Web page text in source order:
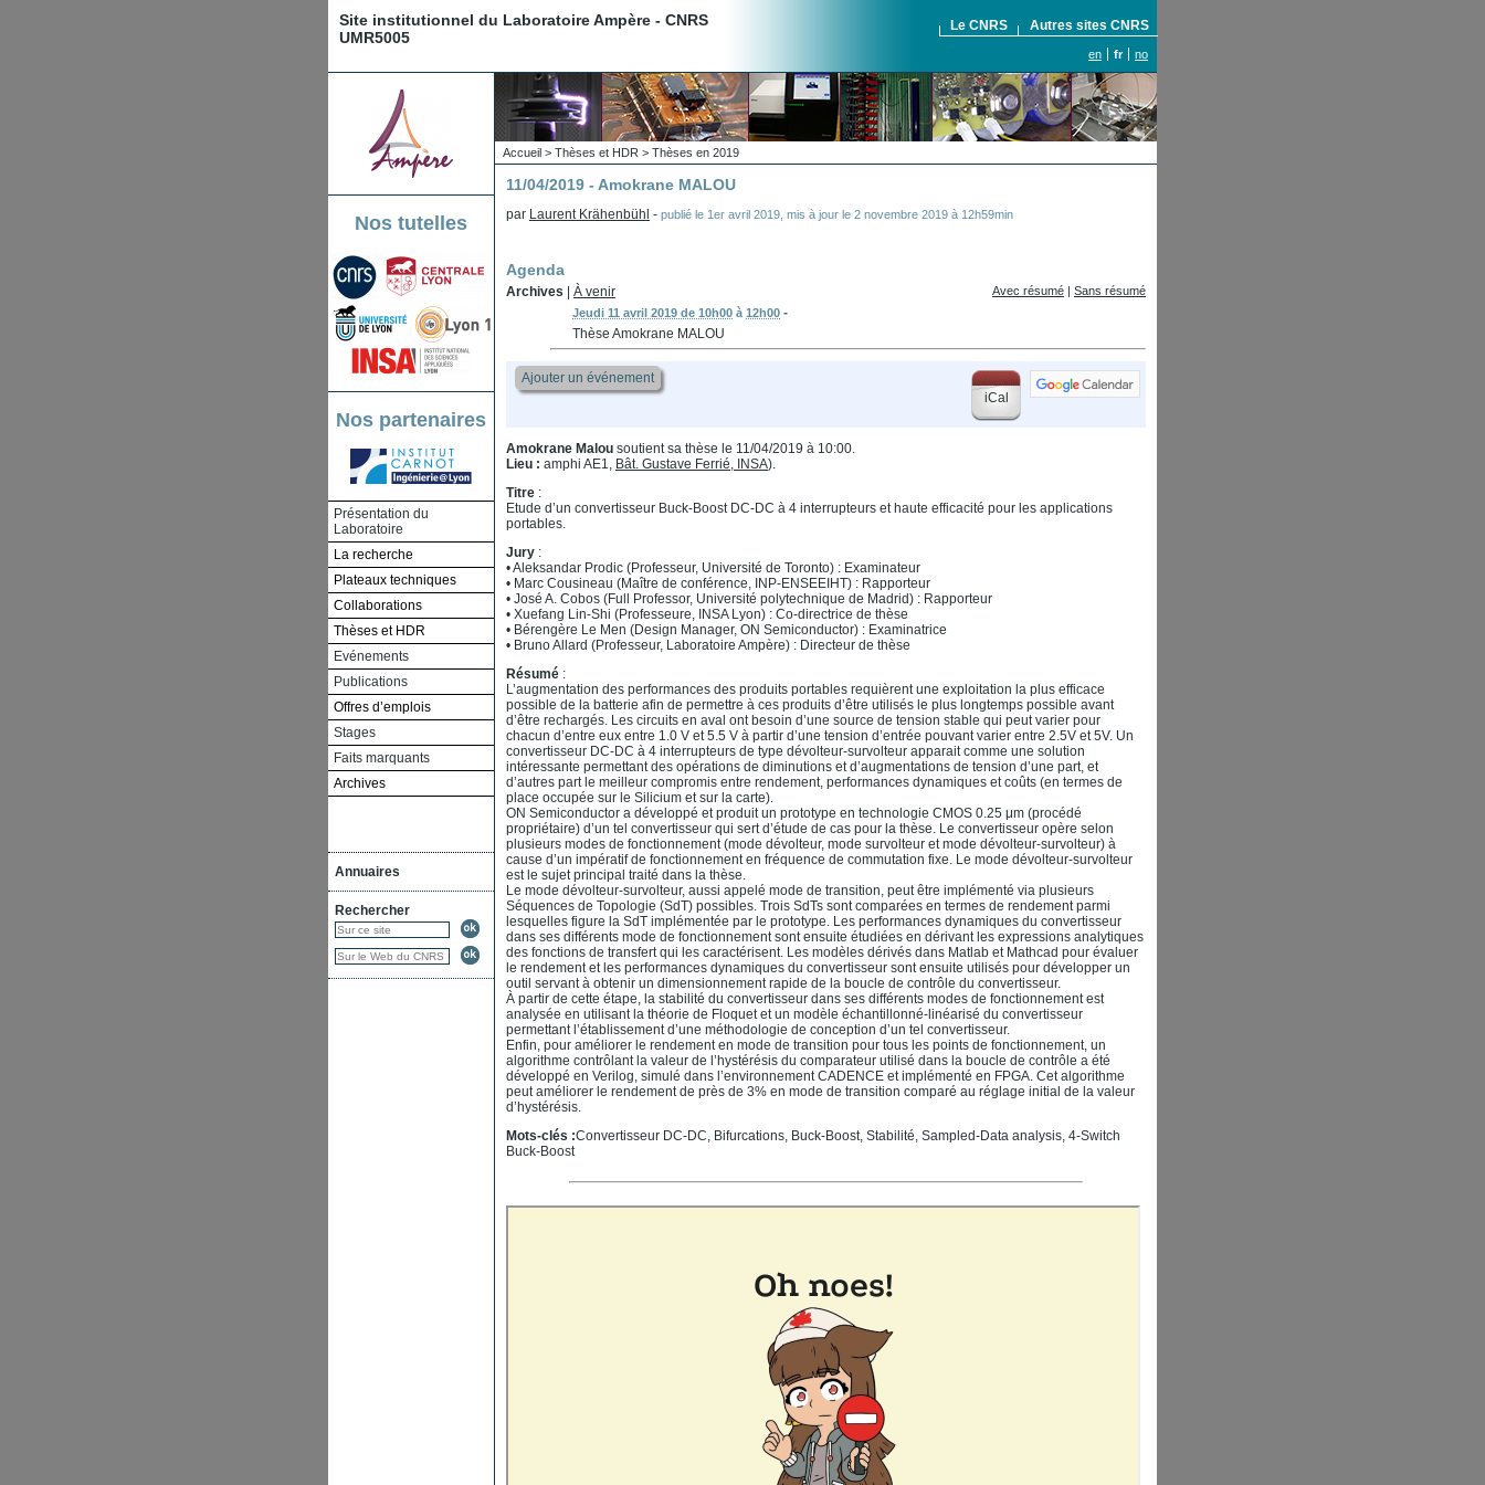
Site institutionnel du Laboratoire Ampère - CNRS
UMR5005
Le CNRS Autres sites CNRS
en fr no
Nos tutelles
Nos partenaires
Présentation du
Laboratoire
La recherche
Plateaux techniques
Collaborations
Thèses et HDR
Evénements
Publications
Offres d’emplois
Stages
Faits marquants
Archives
Annuaires
Rechercher
Accueil > Thèses et HDR > Thèses en 2019
11/04/2019 - Amokrane MALOU
par Laurent Krähenbühl - publié le 1er avril 2019 mis à jour le 2 novembre 2019 à 12h59min
Agenda
Avec résumé | Sans résumé
Archives À venir
Jeudi 11 avril 2019 de 10h00 à 12h00 -
Thèse Amokrane MALOU
Ajouter un événement
iCal
Amokrane Malou soutient sa thèse le 11/04/2019 à 10:00.
Lieu : amphi AE1, Bât. Gustave Ferrié, INSA).
Titre :
Etude d’un convertisseur Buck-Boost DC-DC à 4 interrupteurs et haute efficacité pour les applications
portables.
Jury :
• Aleksandar Prodic (Professeur, Université de Toronto) : Examinateur
• Marc Cousineau (Maître de conférence, INP-ENSEEIHT) : Rapporteur
• José A. Cobos (Full Professor, Université polytechnique de Madrid) : Rapporteur
• Xuefang Lin-Shi (Professeure, INSA Lyon) : Co-directrice de thèse
• Bérengère Le Men (Design Manager, ON Semiconductor) : Examinatrice
• Bruno Allard (Professeur, Laboratoire Ampère) : Directeur de thèse
Résumé :
L’augmentation des performances des produits portables requièrent une exploitation la plus efficace
possible de la batterie afin de permettre à ces produits d’être utilisés le plus longtemps possible avant
d’être rechargés. Les circuits en aval ont besoin d’une source de tension stable qui peut varier pour
chacun d’entre eux entre 1.0 V et 5.5 V à partir d’une tension d’entrée pouvant varier entre 2.5V et 5V. Un
convertisseur DC-DC à 4 interrupteurs de type dévolteur-survolteur apparait comme une solution
intéressante permettant des opérations de diminutions et d’augmentations de tension d’une part, et
d’autres part le meilleur compromis entre rendement, performances dynamiques et coûts (en termes de
place occupée sur le Silicium et sur la carte).
ON Semiconductor a développé et produit un prototype en technologie CMOS 0.25 μm (procédé
propriétaire) d’un tel convertisseur qui sert d’étude de cas pour la thèse. Le convertisseur opère selon
plusieurs modes de fonctionnement (mode dévolteur, mode survolteur et mode dévolteur-survolteur) à
cause d’un impératif de fonctionnement en fréquence de commutation fixe. Le mode dévolteur-survolteur
est le sujet principal traité dans la thèse.
Le mode dévolteur-survolteur, aussi appelé mode de transition, peut être implémenté via plusieurs
Séquences de Topologie (SdT) possibles. Trois SdTs sont comparées en termes de rendement parmi
lesquelles figure la SdT implémentée par le prototype. Les performances dynamiques du convertisseur
dans ses différents mode de fonctionnement sont ensuite étudiées en dérivant les expressions analytiques
des fonctions de transfert qui les caractérisent. Les modèles dérivés dans Matlab et Mathcad pour évaluer
le rendement et les performances dynamiques du convertisseur sont ensuite utilisés pour développer un
outil servant à obtenir un dimensionnement rapide de la boucle de contrôle du convertisseur.
À partir de cette étape, la stabilité du convertisseur dans ses différents modes de fonctionnement est
analysée en utilisant la théorie de Floquet et un modèle échantillonné-linéarisé du convertisseur
permettant l’établissement d’une méthodologie de conception d’un tel convertisseur.
Enfin, pour améliorer le rendement en mode de transition pour tous les points de fonctionnement, un
algorithme contrôlant la valeur de l’hystérésis du comparateur utilisé dans la boucle de contrôle a été
développé en Verilog, simulé dans l’environnement CADENCE et implémenté en FPGA. Cet algorithme
peut améliorer le rendement de près de 3% en mode de transition comparé au réglage initial de la valeur
d’hystérésis.
Mots-clés :Convertisseur DC-DC, Bifurcations, Buck-Boost, Stabilité, Sampled-Data analysis, 4-Switch
Buck-Boost